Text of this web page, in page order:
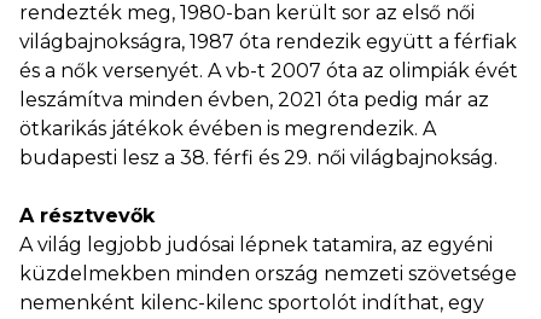
rendezték meg, 1980-ban került sor az első női
világbajnokságra, 1987 óta rendezik együtt a férfiak
és a nők versenyét. A vb-t 2007 óta az olimpiák évét
leszámítva minden évben, 2021 óta pedig már az
ötkarikás játékok évében is megrendezik. A
budapesti lesz a 38. férfi és 29. női világbajnokság.
A résztvevők
A világ legjobb judósai lépnek tatamira, az egyéni
küzdelmekben minden ország nemzeti szövetsége
nemenként kilenc-kilenc sportolót indíthat, egy